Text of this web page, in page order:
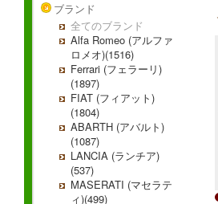
ブランド
全てのブランド
Alfa Romeo (アルファ
ロメオ)(1516)
Ferrari (フェラーリ)
(1897)
FIAT (フィアット)
(1804)
ABARTH (アバルト)
(1087)
LANCIA (ランチア)
(537)
MASERATI (マセラテ
ィ)(499)